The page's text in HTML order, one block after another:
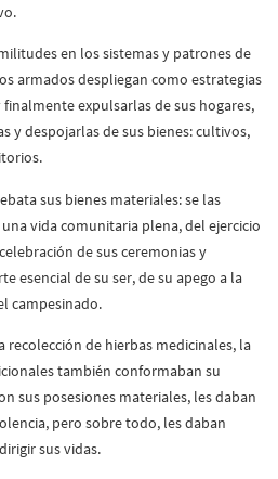
en los sistemas y patrones de
armados despliegan como estrategias
expulsarlas de sus hogares,
y despojarlas de sus bienes: cultivos,
sus bienes materiales: se las
vida comunitaria plena, del ejercicio
de sus ceremonias y
esencial de su ser, de su apego a la
campesinado.
recolección de hierbas medicinales, la
también conformaban su
sus posesiones materiales, les daban
pero sobre todo, les daban
sus vidas.